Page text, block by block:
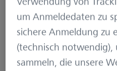
bei der
Ansprache. Herz des
leistungsstarke
2+ mit etwa 20.000-
um Anmeldedaten zu
sichere Anmeldung zu
(technisch notwendig),
sammeln, die unsere